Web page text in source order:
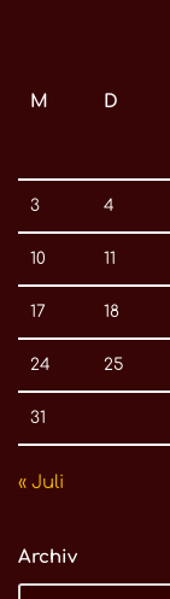
M
D
3 4
10 11
17 18
24 25
31
« Juli
Archiv